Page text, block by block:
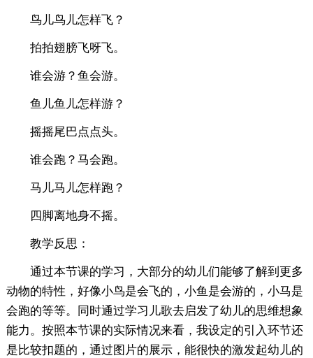
鸟儿鸟儿怎样飞？
拍拍翅膀飞呀飞。
谁会游？鱼会游。
鱼儿鱼儿怎样游？
摇摇尾巴点点头。
谁会跑？马会跑。
马儿马儿怎样跑？
四脚离地身不摇。
教学反思：
通过本节课的学习，大部分的幼儿们能够了解到更多
动物的特性，好像小鸟是会飞的，小鱼是会游的，小马是
会跑的等等。同时通过学习儿歌去启发了幼儿的思维想象
能力。按照本节课的实际情况来看，我设定的引入环节还
是比较扣题的，通过图片的展示，能很快的激发起幼儿的